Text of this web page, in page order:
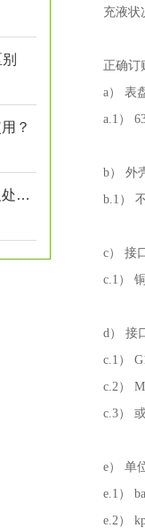
？
wika压力表测量精度的影响因素及处理方法分析
充液状
正确订
a） 表
a.1）
b） 外
b.1）
c） 接
c.1）
d） 接
c.1）
c.2）
c.3）
e） 单
e.1）
e.2）